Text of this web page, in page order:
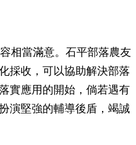
相當滿意。石平部落農友
採收，可以協助解決部落
實應用的開始，倘若遇有
演堅強的輔導後盾，竭誠